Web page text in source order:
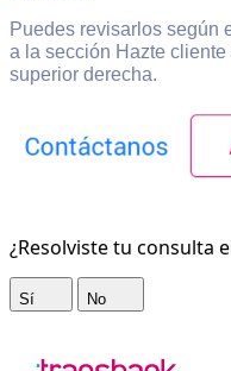
Puedes revisarlos según
a la sección Hazte
superior derecha.
¿Resolviste tu consulta
Sí No